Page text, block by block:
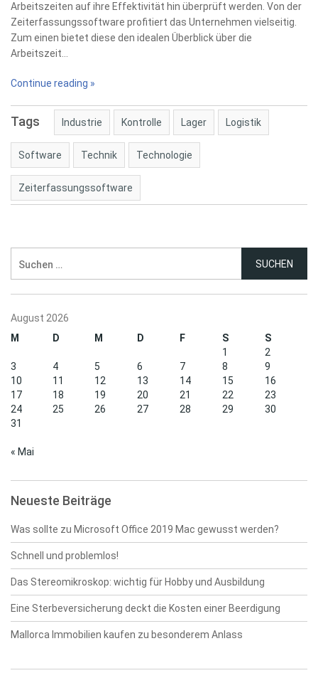
Arbeitszeiten auf ihre Effektivität hin überprüft werden. Von der
Zeiterfassungssoftware profitiert das Unternehmen vielseitig.
Zum einen bietet diese den idealen Überblick über die
Arbeitszeit…
Continue reading »
Tags Industrie Kontrolle Lager Logistik
Software Technik Technologie
Zeiterfassungssoftware
nach:
August 2026
M
D M D F S
S
1
2
3
4 5 6 7 8
9
10
11 12 13 14 15
16
17
18 19 20 21 22
23
24
25 26 27 28 29
30
31
« Mai
Neueste Beiträge
Was sollte zu Microsoft Office 2019 Mac gewusst werden?
Schnell und problemlos!
Das Stereomikroskop: wichtig für Hobby und Ausbildung
Eine Sterbeversicherung deckt die Kosten einer Beerdigung
Mallorca Immobilien kaufen zu besonderem Anlass